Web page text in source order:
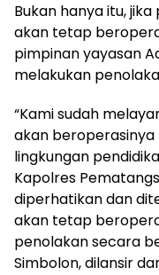
Bukan hanya itu,
akan tetap
pimpinan yayasan
melakukan
“Kami sudah
akan beroperasinya
lingkungan
Kapolres
diperhatikan dan
akan tetap
penolakan secara
Simbolon, dilansir